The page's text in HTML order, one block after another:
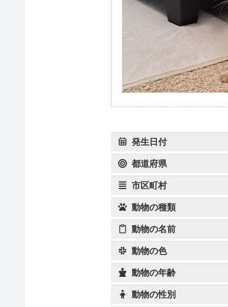
発生日付
都道府県
市区町村
動物の種類
動物の名前
動物の色
動物の年齢
動物の性別